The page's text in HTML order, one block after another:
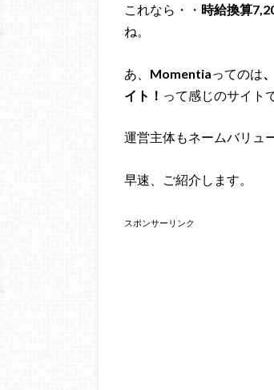
これなら・・ 時給換算
ね。
あ、 Momentiaってのは
イト！ って感じのサイト
運営主体もネームバリュ
早速、ご紹介します。
スポンサーリンク